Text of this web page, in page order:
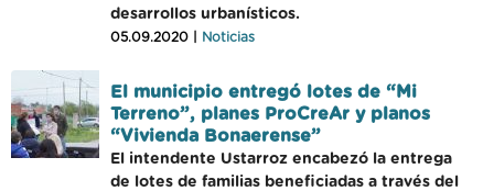
desarrollos urbanísticos.
05.09.2020 | Noticias
El municipio entregó lotes de “Mi
Terreno”, planes ProCreAr y planos
“Vivienda Bonaerense”
El intendente Ustarroz encabezó la entrega
de lotes de familias beneficiadas a través del